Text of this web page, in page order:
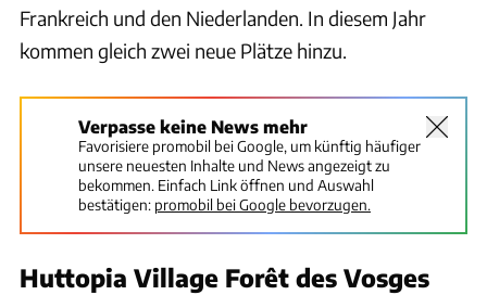
Frankreich und den Niederlanden. In diesem Jahr
kommen gleich zwei neue Plätze hinzu.
Verpasse keine News mehr
Favorisiere promobil bei Google, um künftig häufiger
unsere neuesten Inhalte und News angezeigt zu
bekommen. Einfach Link öffnen und Auswahl
bestätigen: promobil bei Google bevorzugen.
Huttopia Village Forêt des Vosges